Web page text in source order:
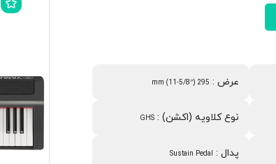
عرض:
295 mm (11-5/8”)
نوع کلاویه (اکشن):
GHS
پدال:
Sustain Pedal